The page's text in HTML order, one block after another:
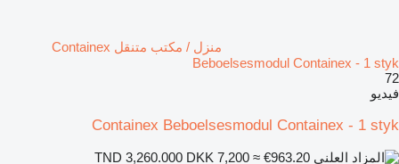
منزل / مكتب متنقل Containex
Beboelsesmodul Containex - 1 styk
72
فيديو
Containex Beboelsesmodul Containex - 1 styk
DKK 7,200 ≈ €963.20